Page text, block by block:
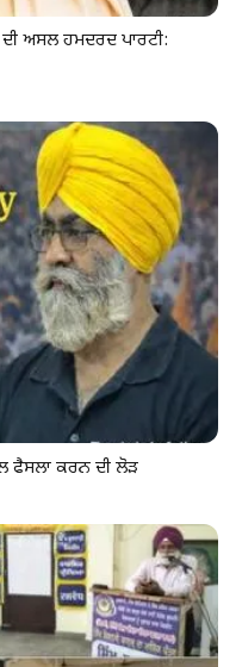
ਅਸਲ ਹਮਦਰਦ ਪਾਰਟੀ:
ਫੈਸਲਾ ਕਰਨ ਦੀ ਲੋੜ